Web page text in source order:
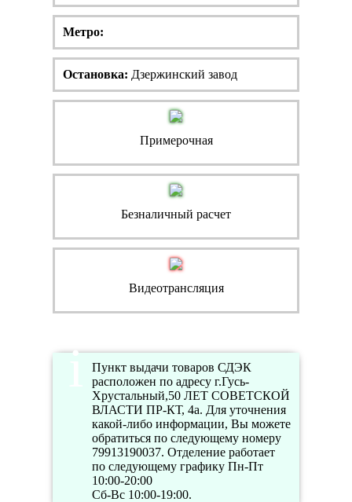
Метро:
Остановка: Дзержинский завод
Примерочная
Безналичный расчет
Видеотрансляция
Пункт выдачи товаров СДЭК
расположен по адресу г.Гусь-
Хрустальный,50 ЛЕТ СОВЕТСКОЙ
ВЛАСТИ ПР-КТ, 4а. Для уточнения
какой-либо информации, Вы можете
обратиться по следующему номеру
79913190037. Отделение работает
по следующему графику Пн-Пт
10:00-20:00
Сб-Вс 10:00-19:00.